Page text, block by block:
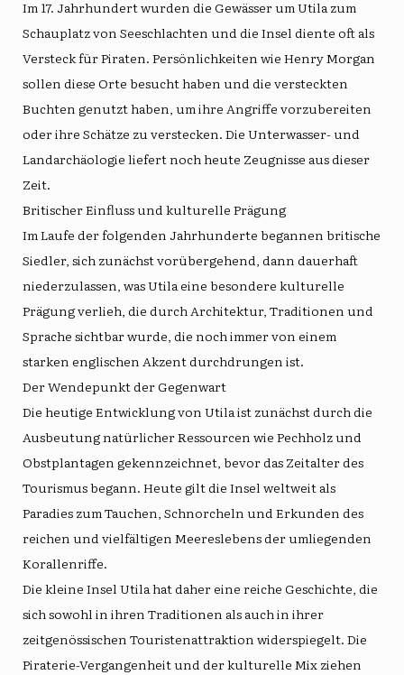
Im 17. Jahrhundert wurden die Gewässer um Utila zum
Schauplatz von Seeschlachten und die Insel diente oft als
Versteck für Piraten. Persönlichkeiten wie Henry Morgan
sollen diese Orte besucht haben und die versteckten
Buchten genutzt haben, um ihre Angriffe vorzubereiten
oder ihre Schätze zu verstecken. Die Unterwasser- und
Landarchäologie liefert noch heute Zeugnisse aus dieser
Zeit.
Britischer Einfluss und kulturelle Prägung
Im Laufe der folgenden Jahrhunderte begannen britische
Siedler, sich zunächst vorübergehend, dann dauerhaft
niederzulassen, was Utila eine besondere kulturelle
Prägung verlieh, die durch Architektur, Traditionen und
Sprache sichtbar wurde, die noch immer von einem
starken englischen Akzent durchdrungen ist.
Der Wendepunkt der Gegenwart
Die heutige Entwicklung von Utila ist zunächst durch die
Ausbeutung natürlicher Ressourcen wie Pechholz und
Obstplantagen gekennzeichnet, bevor das Zeitalter des
Tourismus begann. Heute gilt die Insel weltweit als
Paradies zum Tauchen, Schnorcheln und Erkunden des
reichen und vielfältigen Meereslebens der umliegenden
Korallenriffe.
Die kleine Insel Utila hat daher eine reiche Geschichte, die
sich sowohl in ihren Traditionen als auch in ihrer
zeitgenössischen Touristenattraktion widerspiegelt. Die
Piraterie-Vergangenheit und der kulturelle Mix ziehen